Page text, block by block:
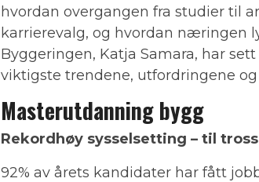
hvordan overgangen fra studier til
karrierevalg, og hvordan næringen
Byggeringen, Katja Samara, har
viktigste trendene, utfordringene
Masterutdanning bygg
Rekordhøy sysselsetting – til
92% av årets kandidater har fått